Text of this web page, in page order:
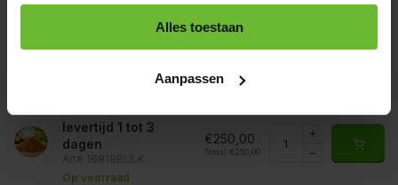
Alles toestaan
Aanpassen
Op voorraad
€14,80
levertijd 1 tot 3
dagen
Art# 16819BULK
Op voorraad
€250,00
Totaal: €250,00